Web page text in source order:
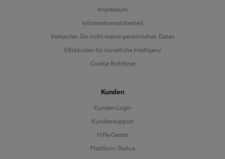
Impressum
Informationssicherheit
Verkaufen Sie nicht meine persönlichen Daten
Ethikkodex für künstliche Intelligenz
Cookie Richtlinie
Kunden
Kunden-Login
Kundensupport
Hilfe-Center
Plattform Status
Deutsch
English